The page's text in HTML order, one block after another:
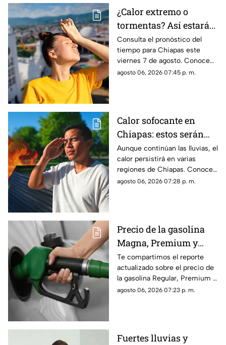
¿Calor extremo o
tormentas? Así estará
el clima este viernes 7
de agosto en Chiapas
Consulta el pronóstico del
tiempo para Chiapas este
viernes 7 de agosto. Conoce
las regiones con probabilidad
agosto 06, 2026 07:45 p. m.
Calor sofocante en
Chiapas: estos serán
los municipios con las
temperaturas más altas
este viernes 7 de agosto
Aunque continúan las lluvias, el
calor persistirá en varias
regiones de Chiapas. Conoce
cuáles serán los municipios
agosto 06, 2026 07:28 p. m.
Precio de la gasolina
Magna, Premium y
Diésel en Chiapas:
costo por municipio
este viernes 7 de agosto
Te compartimos el reporte
actualizado sobre el precio de
la gasolina Regular, Premium y
Diésel en las estaciones de
agosto 06, 2026 07:23 p. m.
Fuertes lluvias y